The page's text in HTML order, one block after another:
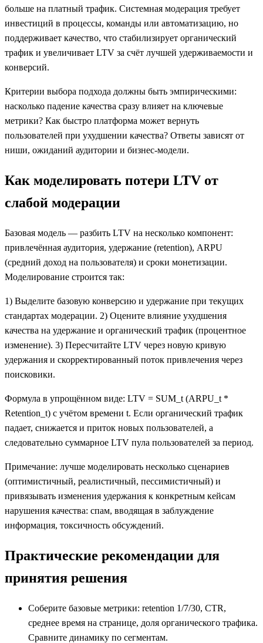
больше на платный трафик. Системная модерация требует
инвестиций в процессы, команды или автоматизацию, но
поддерживает качество, что стабилизирует органический
трафик и увеличивает LTV за счёт лучшей удерживаемости и
конверсий.
Критерии выбора подхода должны быть эмпирическими:
насколько падение качества сразу влияет на ключевые
метрики? Как быстро платформа может вернуть
пользователей при ухудшении качества? Ответы зависят от
ниши, ожиданий аудитории и бизнес-модели.
Как моделировать потери LTV от
слабой модерации
Базовая модель — разбить LTV на несколько компонент:
привлечённая аудитория, удержание (retention), ARPU
(средний доход на пользователя) и сроки монетизации.
Моделирование строится так:
1) Выделите базовую конверсию и удержание при текущих
стандартах модерации. 2) Оцените влияние ухудшения
качества на удержание и органический трафик (процентное
изменение). 3) Пересчитайте LTV через новую кривую
удержания и скорректированный поток привлечения через
поисковики.
Формула в упрощённом виде: LTV = SUM_t (ARPU_t *
Retention_t) с учётом времени t. Если органический трафик
падает, снижается и приток новых пользователей, а
следовательно суммарное LTV пула пользователей за период.
Примечание: лучше моделировать несколько сценариев
(оптимистичный, реалистичный, пессимистичный) и
привязывать изменения удержания к конкретным кейсам
нарушения качества: спам, вводящая в заблуждение
информация, токсичность обсуждений.
Практические рекомендации для
принятия решения
Соберите базовые метрики: retention 1/7/30, CTR,
среднее время на странице, доля органического трафика.
Сравните динамику по сегментам.